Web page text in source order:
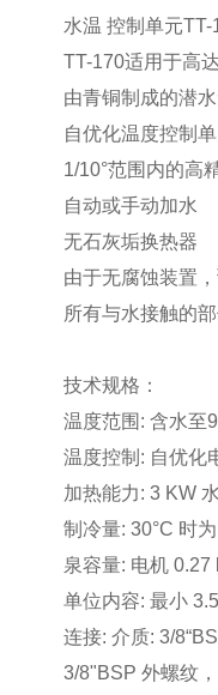
水温 控制单元TT-
TT-170适用于高
由青铜制成的潜
自优化温度控制
1/10°范围内的高
自动或手动加水
无石灰垢换热器
由于无腐蚀装置
所有与水接触的
技术规格：
温度范围: 含水至
温度控制: 自优化
加热能力: 3 KW
制冷量: 30°C 时
泉容量: 电机
单位内容: 最小
连接: 介质: 3/
3/8"BSP 外螺纹